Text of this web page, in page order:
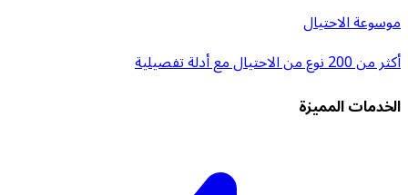
موسوعة الاحتيال
أكثر من 200 نوع من الاحتيال مع أدلة تفصيلية
الخدمات المميزة